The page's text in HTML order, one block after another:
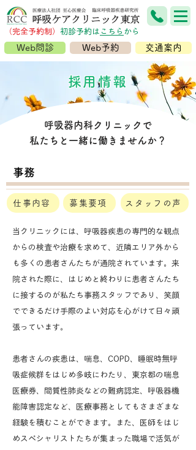
（完全予約制） ​初診予約は こちら から
Web問診 Web予約 交通案内
採用情報
呼吸器内科クリニックで
​私たちと一緒に働きませんか？
事務
仕事内容 募集要項 スタッフの声
当クリニックには、呼吸器疾患の専門的な観点
からの検査や治療を求めて、近隣エリア外から
も多くの患者さんたちが通院されています。来
院された際に、はじめと終わりに患者さんたち
に接するのが私たち事務スタッフであり、笑顔
でできるだけ手際のよい対応を心がけて日々頑
張っています。
患者さんの疾患は、喘息、COPD、睡眠時無呼
吸症候群をはじめ多岐にわたり、東京都の喘息
医療券、間質性肺炎などの難病認定、呼吸器機
能障害認定など、医療事務としてもさまざまな
経験を積むことができます。​また、医師をはじ
めスペシャリストたちが集まった職場で活気が